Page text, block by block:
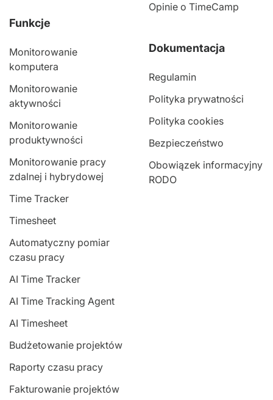
Funkcje
Monitorowanie
komputera
Monitorowanie
aktywności
Monitorowanie
produktywności
Monitorowanie pracy
zdalnej i hybrydowej
Time Tracker
Timesheet
Automatyczny pomiar
czasu pracy
AI Time Tracker
AI Time Tracking Agent
AI Timesheet
Budżetowanie projektów
Raporty czasu pracy
Fakturowanie projektów
Opinie o TimeCamp
Dokumentacja
Regulamin
Polityka prywatności
Polityka cookies
Bezpieczeństwo
Obowiązek informacyjny
RODO